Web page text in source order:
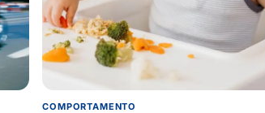
COMPORTAMENTO